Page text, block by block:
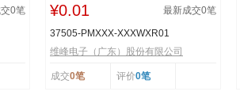
0笔 ¥0.01 最新成交0笔
37505-PMXXX-XXXWXR01
维峰电子（广东）股份有限公司
成交0笔 评价0笔